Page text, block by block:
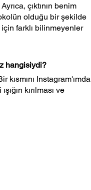
çıktının benim
olduğu bir şekilde
farklı bilinmeyenler
hangisiydi?
kısmını Instagram'ımda
kırılması ve